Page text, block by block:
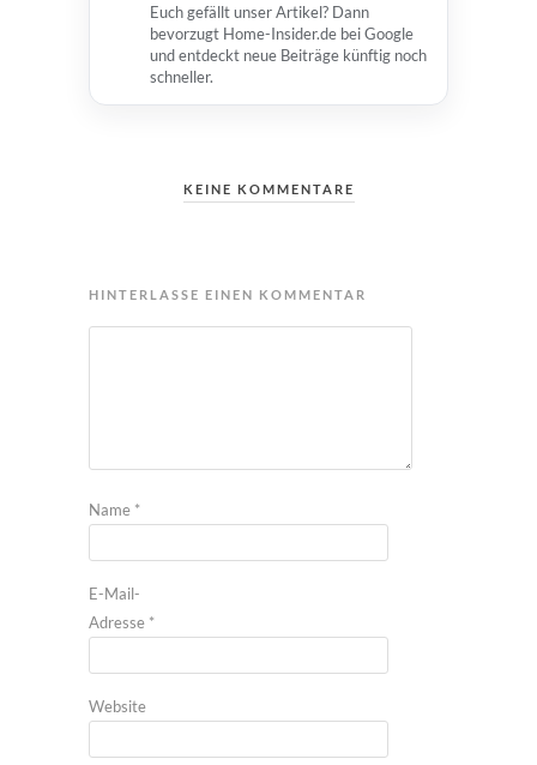
Euch gefällt unser Artikel? Dann
bevorzugt Home-Insider.de bei Google
und entdeckt neue Beiträge künftig noch
schneller.
KEINE KOMMENTARE
HINTERLASSE EINEN KOMMENTAR
Name *
E-Mail-
Adresse *
Website